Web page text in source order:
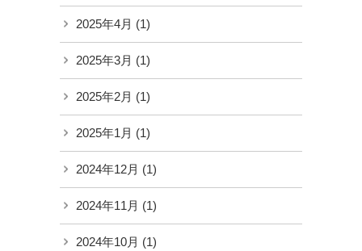
2025年4月 (1)
2025年3月 (1)
2025年2月 (1)
2025年1月 (1)
2024年12月 (1)
2024年11月 (1)
2024年10月 (1)